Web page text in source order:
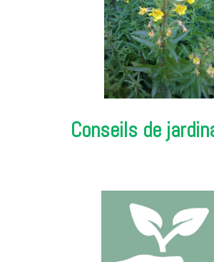
Conseils de